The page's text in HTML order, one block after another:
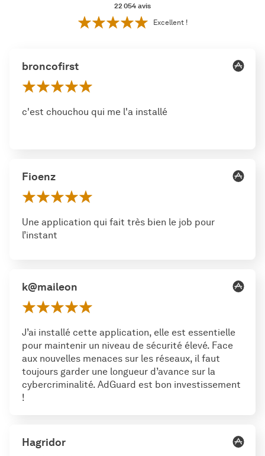
22 054 avis
Excellent !
broncofirst
c'est chouchou qui me l'a installé
Fioenz
Une application qui fait très bien le job pour
l’instant
k@maileon
J’ai installé cette application, elle est essentielle
pour maintenir un niveau de sécurité élevé. Face
aux nouvelles menaces sur les réseaux, il faut
toujours garder une longueur d’avance sur la
cybercriminalité. AdGuard est bon investissement
!
Hagridor